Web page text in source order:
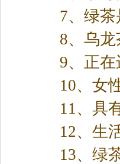
7、绿茶
8、乌龙
9、正在
10、女性
11、具有
12、生活
13、绿